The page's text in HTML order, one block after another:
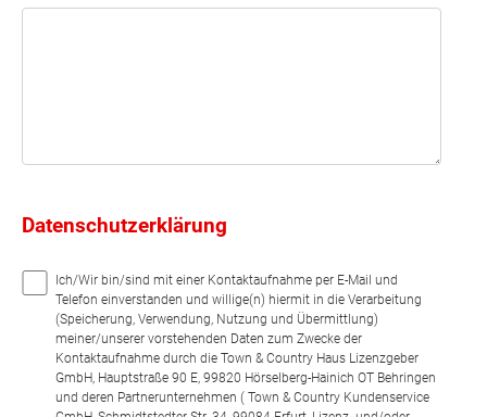
Datenschutzerklärung
Ich/Wir bin/sind mit einer Kontaktaufnahme per E-Mail und
Telefon einverstanden und willige(n) hiermit in die Verarbeitung
(Speicherung, Verwendung, Nutzung und Übermittlung)
meiner/unserer vorstehenden Daten zum Zwecke der
Kontaktaufnahme durch die Town & Country Haus Lizenzgeber
GmbH, Hauptstraße 90 E, 99820 Hörselberg-Hainich OT Behringen
und deren Partnerunternehmen ( Town & Country Kundenservice